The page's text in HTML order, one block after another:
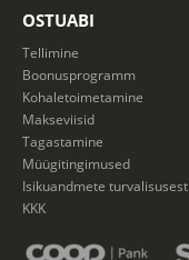
OSTUABI
Tellimine
Boonusprogramm
Kohaletoimetamine
Makseviisid
Tagastamine
Müügitingimused
Isikuandmete turvalisusest
KKK